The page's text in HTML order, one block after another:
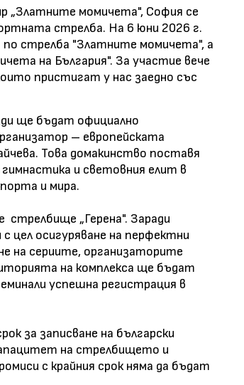
„Златните момичета", София се
стрелба. На 6 юни 2026 г.
по стрелба "Златните момичета", а
на България". За участие вече
пристигат у нас заедно със
ще бъдат официално
– европейската
Това домакинство поставя
и световния елит в
и мира.
„Герена". Заради
цел осигуряване на перфектни
на сериите, организаторите
на комплекса ще бъдат
успешна регистрация в
за записване на български
на стрелбището и
с крайния срок няма да бъдат